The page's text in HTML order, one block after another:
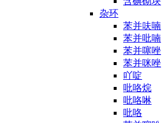
杂环
苯并呋喃
苯并吡喃
苯并噻唑
苯并咪唑
吖啶
吡咯烷
吡咯啉
吡咯